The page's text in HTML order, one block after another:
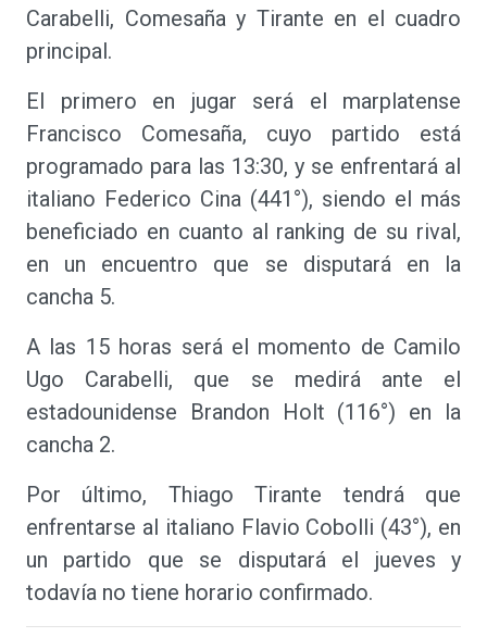
Carabelli, Comesaña y Tirante en el cuadro
principal.
El primero en jugar será el marplatense
Francisco Comesaña, cuyo partido está
programado para las 13:30, y se enfrentará al
italiano Federico Cina (441°), siendo el más
beneficiado en cuanto al ranking de su rival,
en un encuentro que se disputará en la
cancha 5.
A las 15 horas será el momento de Camilo
Ugo Carabelli, que se medirá ante el
estadounidense Brandon Holt (116°) en la
cancha 2.
Por último, Thiago Tirante tendrá que
enfrentarse al italiano Flavio Cobolli (43°), en
un partido que se disputará el jueves y
todavía no tiene horario confirmado.